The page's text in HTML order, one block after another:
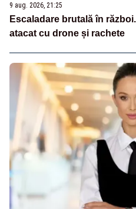
9 aug. 2026, 21:25
Escaladare brutală în
atacat cu drone și rachete